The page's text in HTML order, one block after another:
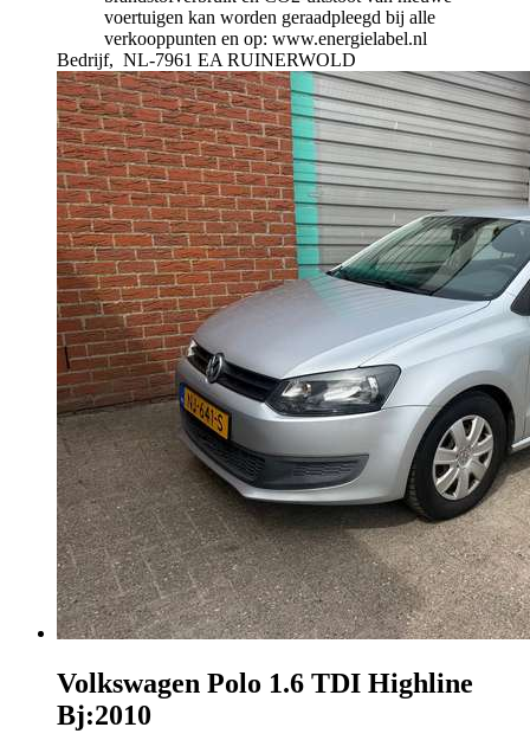
voertuigen kan worden geraadpleegd bij alle
verkooppunten en op: www.energielabel.nl
Bedrijf, NL-7961 EA RUINERWOLD
Volkswagen Polo 1.6 TDI Highline
Bj:2010